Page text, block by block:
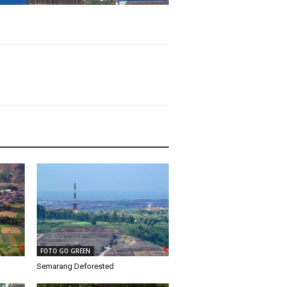
FOTO GO GREEN
Semarang Deforested